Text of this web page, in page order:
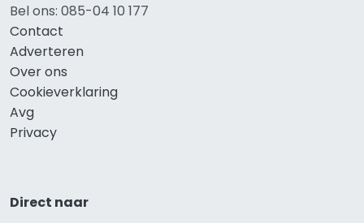
Bel ons: 085-04 10 177
Contact
Adverteren
Over ons
Cookieverklaring
Avg
Privacy
Direct naar